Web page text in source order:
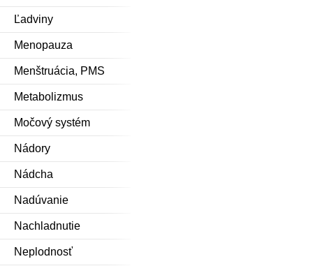
Ľadviny
Menopauza
Menštruácia, PMS
Metabolizmus
Močový systém
Nádory
Nádcha
Nadúvanie
Nachladnutie
Neplodnosť